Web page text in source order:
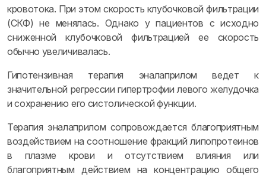
кровотока. При этом скорость клубочковой фильтрации
(СКФ) не менялась. Однако у пациентов с исходно
сниженной клубочковой фильтрацией ее скорость
обычно увеличивалась.
Гипотензивная терапия эналаприлом ведет к
значительной регрессии гипертрофии левого желудочка
и сохранению его систолической функции.
Терапия эналаприлом сопровождается благоприятным
воздействием на соотношение фракций липопротеинов
в плазме крови и отсутствием влияния или
благоприятным действием на концентрацию общего